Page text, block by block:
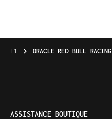
F1 ORACLE RED BULL RACING
ASSISTANCE BOUTIQUE